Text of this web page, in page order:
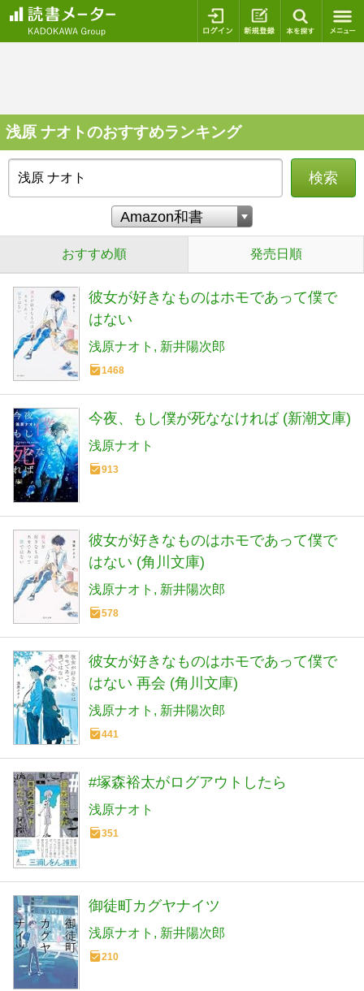
ログイン 新規登録
浅原 ナオトのおすすめランキング
検索
おすすめ順 発売日順
彼女が好きなものはホモであって僕で
はない
浅原ナオト 新井陽次郎
1468
今夜、もし僕が死ななければ (新潮文庫)
浅原ナオト
913
彼女が好きなものはホモであって僕で
はない (角川文庫)
浅原ナオト 新井陽次郎
578
彼女が好きなものはホモであって僕で
はない 再会 (角川文庫)
浅原ナオト 新井陽次郎
441
#塚森裕太がログアウトしたら
浅原ナオト
351
御徒町カグヤナイツ
浅原ナオト 新井陽次郎
210